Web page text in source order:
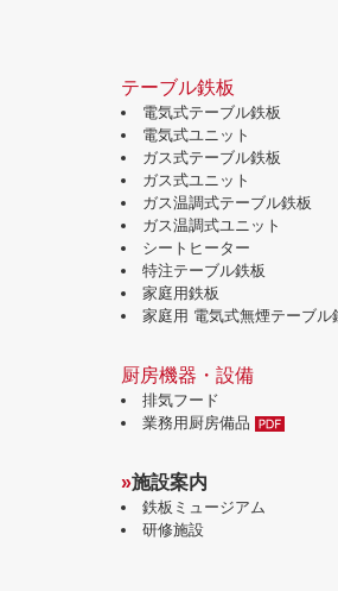
テーブル鉄板
電気式テーブル鉄板
電気式ユニット
ガス式テーブル鉄板
ガス式ユニット
ガス温調式テーブル鉄板
ガス温調式ユニット
シートヒーター
特注テーブル鉄板
家庭用鉄板
家庭用 電気式無煙テーブル
厨房機器・設備
排気フード
業務用厨房備品
»施設案内
鉄板ミュージアム
研修施設